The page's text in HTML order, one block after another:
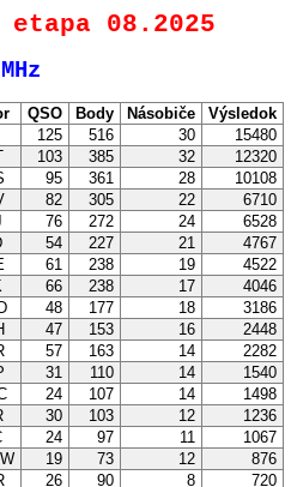
08.2025
QSO Body Násobiče
Výsledok
125 516 30
15480
103 385 32
12320
95 361 28
10108
82 305 22
6710
76 272 24
6528
54 227 21
4767
61 238 19
4522
66 238 17
4046
48 177 18
3186
47 153 16
2448
57 163 14
2282
31 110 14
1540
24 107 14
1498
30 103 12
1236
24 97 11
1067
19 73 12
876
26 90 8
720